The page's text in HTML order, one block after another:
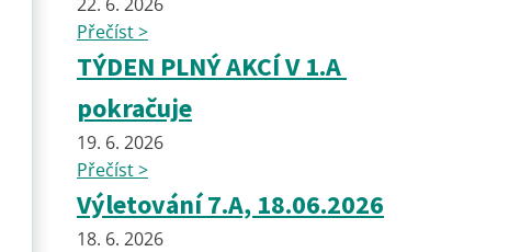
Přečíst >
TÝDEN PLNÝ AKCÍ V 1.A
pokračuje
19. 6. 2026
Přečíst >
Výletování 7.A, 18.06.2026
18. 6. 2026